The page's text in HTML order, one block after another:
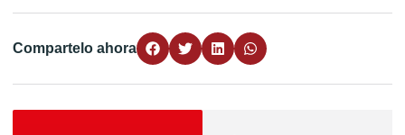
Compartelo ahora